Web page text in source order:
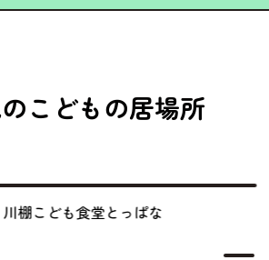
こどもの居場所
こども食堂とっぱな